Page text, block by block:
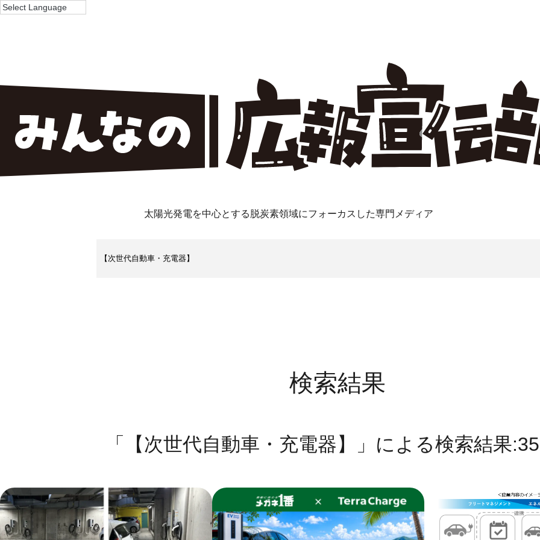
太陽光発電を中心とする脱炭素領域にフォーカスした専門メディア
検索結果
「【次世代自動車・充電器】」による検索結果